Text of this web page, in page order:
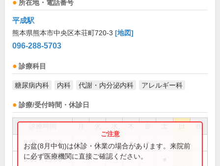
所在地・電話番号
平成駅
熊本県熊本市中央区本荘町720-3 [地図]
096-288-5703
診療科目
糖尿病内科 内科 代謝・内分泌内科 アレルギー科
診療/受付時間・休診日
祝
9:00～12:30 ● ● ● ●
9:00～13:00
お盆(8月中旬)は休診・休業の場合があります。来院前
に必ず医療機関に直接ご確認ください。